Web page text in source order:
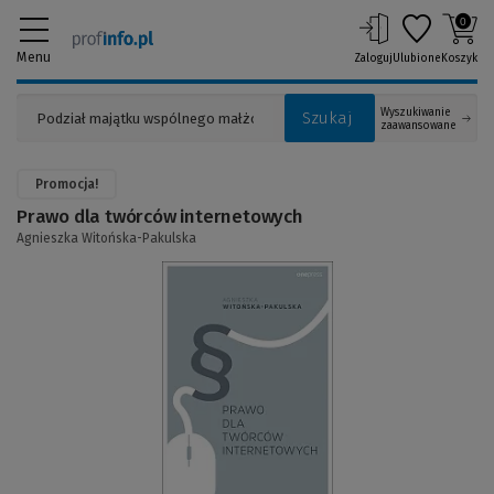
Menu
Szukaj
Wyszukiwanie
zaawansowane
ZalogujUlubione
0
Koszyk
Promocja!
Prawo dla twórców internetowych
Agnieszka Witońska-Pakulska